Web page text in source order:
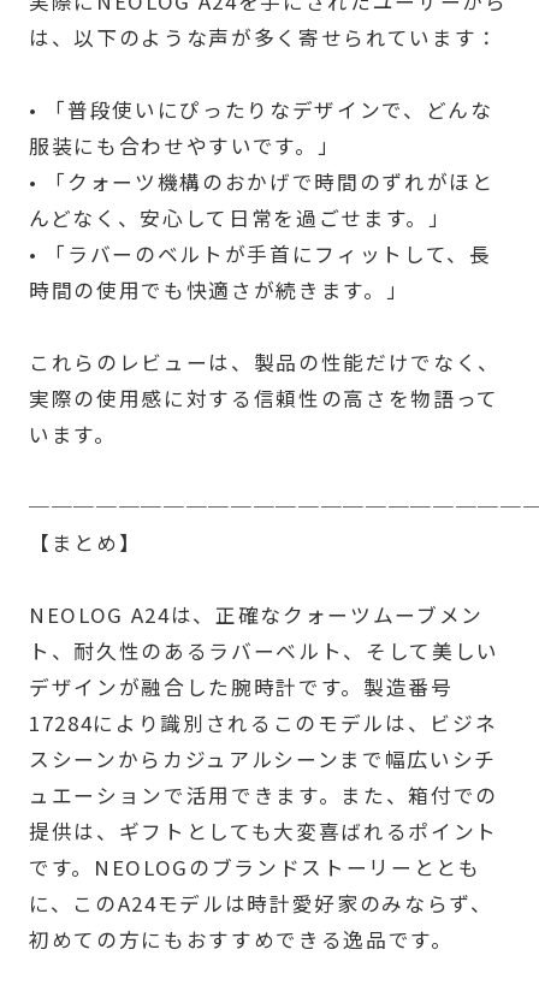
は、以下のような声が多く寄せられています：
• 「普段使いにぴったりなデザインで、どんな
服装にも合わせやすいです。」
• 「クォーツ機構のおかげで時間のずれがほと
んどなく、安心して日常を過ごせます。」
• 「ラバーのベルトが手首にフィットして、長
時間の使用でも快適さが続きます。」
これらのレビューは、製品の性能だけでなく、
実際の使用感に対する信頼性の高さを物語って
います。
【まとめ】
NEOLOG A24は、正確なクォーツムーブメン
ト、耐久性のあるラバーベルト、そして美しい
デザインが融合した腕時計です。製造番号
17284により識別されるこのモデルは、ビジネ
スシーンからカジュアルシーンまで幅広いシチ
ュエーションで活用できます。また、箱付での
提供は、ギフトとしても大変喜ばれるポイント
です。NEOLOGのブランドストーリーととも
に、このA24モデルは時計愛好家のみならず、
初めての方にもおすすめできる逸品です。